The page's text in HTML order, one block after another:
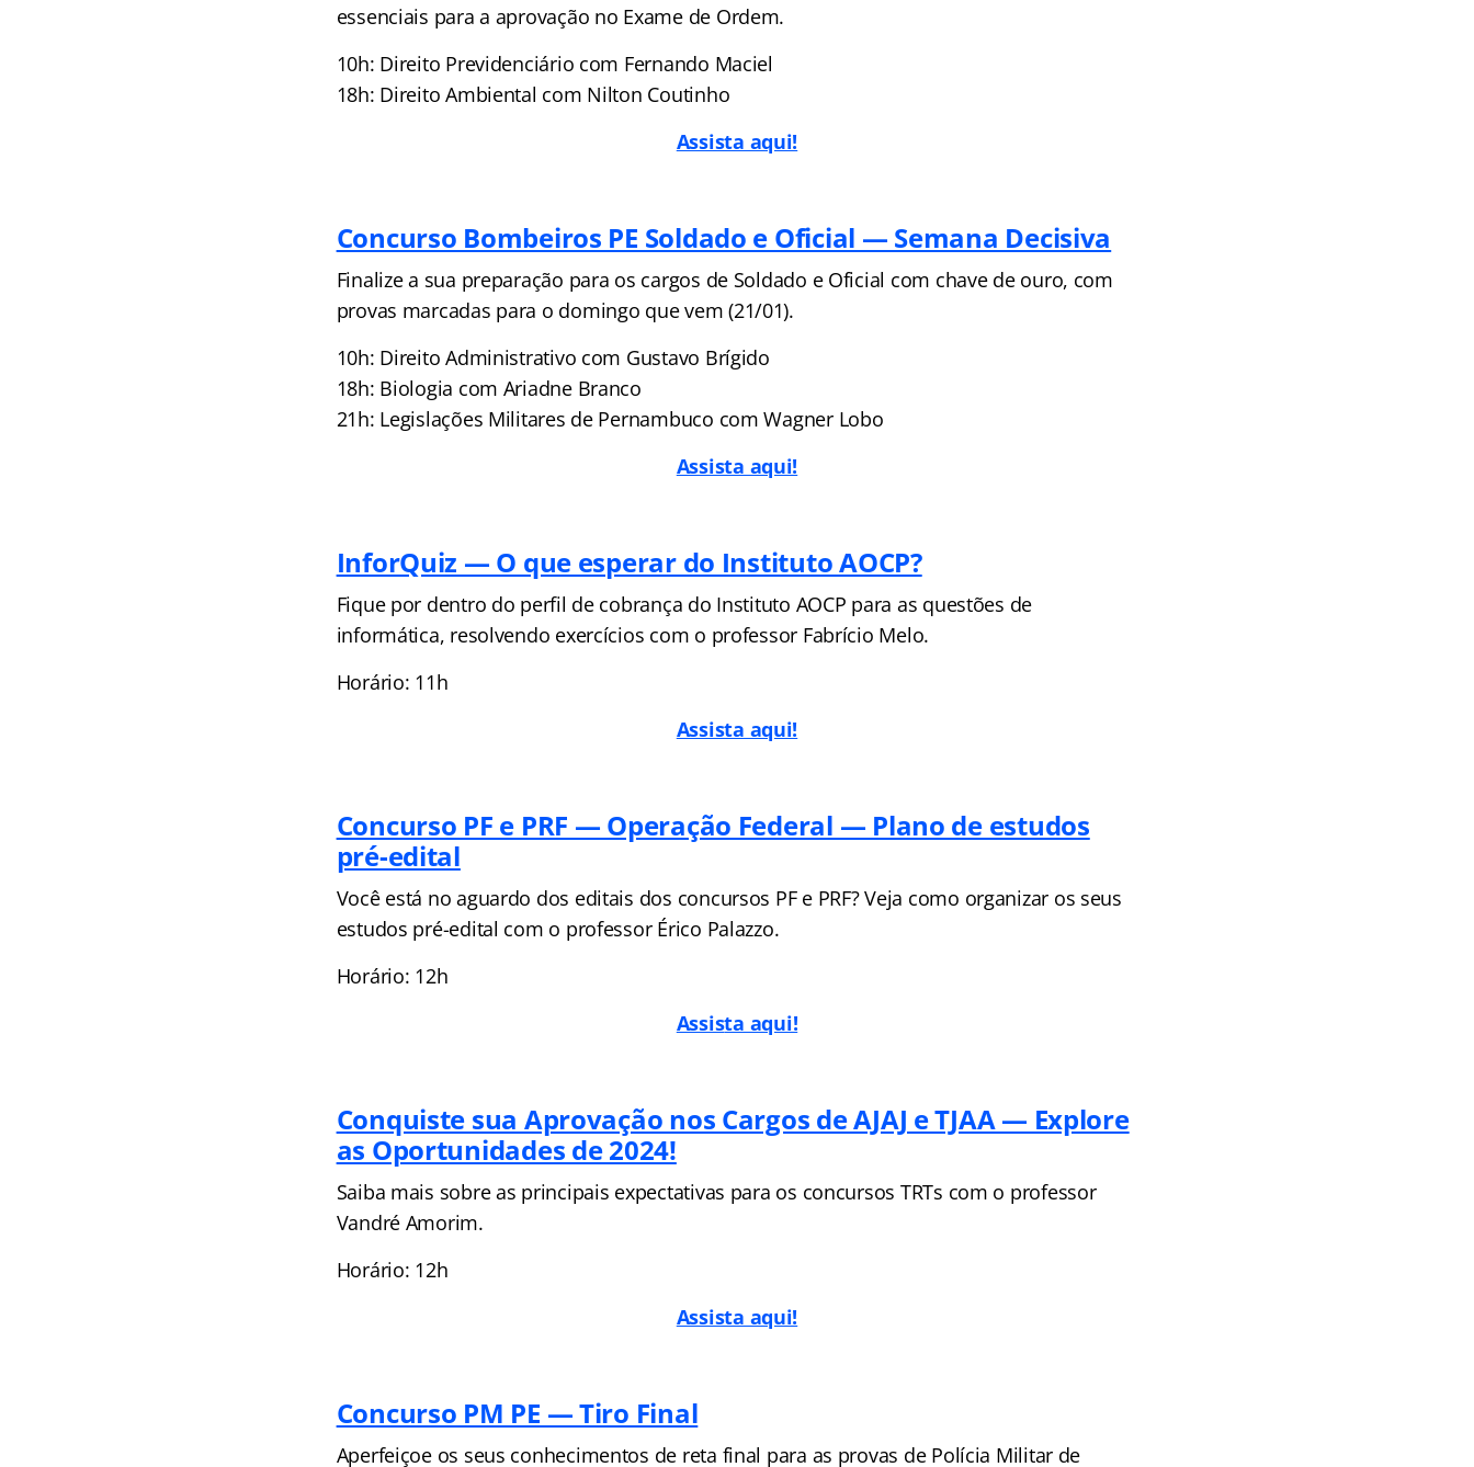
essenciais para a aprovação no Exame de Ordem.
10h: Direito Previdenciário com Fernando Maciel
18h: Direito Ambiental com Nilton Coutinho
Assista aqui!
Concurso Bombeiros PE Soldado e Oficial — Semana Decisiva
Finalize a sua preparação para os cargos de Soldado e Oficial com chave de ouro, com
provas marcadas para o domingo que vem (21/01).
10h: Direito Administrativo com Gustavo Brígido
18h: Biologia com Ariadne Branco
21h: Legislações Militares de Pernambuco com Wagner Lobo
Assista aqui!
InforQuiz — O que esperar do Instituto AOCP?
Fique por dentro do perfil de cobrança do Instituto AOCP para as questões de
informática, resolvendo exercícios com o professor Fabrício Melo.
Horário: 11h
Assista aqui!
Concurso PF e PRF — Operação Federal — Plano de estudos
pré-edital
Você está no aguardo dos editais dos concursos PF e PRF? Veja como organizar os seus
estudos pré-edital com o professor Érico Palazzo.
Horário: 12h
Assista aqui!
Conquiste sua Aprovação nos Cargos de AJAJ e TJAA — Explore
as Oportunidades de 2024!
Saiba mais sobre as principais expectativas para os concursos TRTs com o professor
Vandré Amorim.
Horário: 12h
Assista aqui!
Concurso PM PE — Tiro Final
Aperfeiçoe os seus conhecimentos de reta final para as provas de Polícia Militar de